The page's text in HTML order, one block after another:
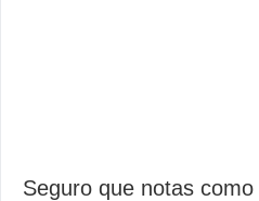
Seguro que notas como